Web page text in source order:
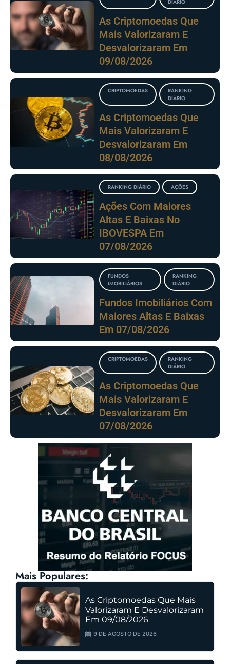
DIÁRIO
As Criptomoedas Que
Mais Valorizaram E
Desvalorizaram Em
09/08/2026
CRIPTOMOEDAS
RANKING
DIÁRIO
As Criptomoedas Que
Mais Valorizaram E
Desvalorizaram Em
08/08/2026
RANKING DIÁRIO AÇÕES
Ações Com Maiores
Altas E Baixas No
IBOVESPA Em
07/08/2026
FUNDOS
IMOBILIÁRIOS
RANKING
DIÁRIO
Fundos Imobiliários Com
Maiores Altas E Baixas
Em 07/08/2026
CRIPTOMOEDAS
RANKING
DIÁRIO
As Criptomoedas Que
Mais Valorizaram E
Desvalorizaram Em
07/08/2026
Mais Populares:
As Criptomoedas Que Mais
Valorizaram E Desvalorizaram
Em 09/08/2026
9 DE AGOSTO DE 2026